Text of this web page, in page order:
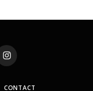
Instagram
CONTACT